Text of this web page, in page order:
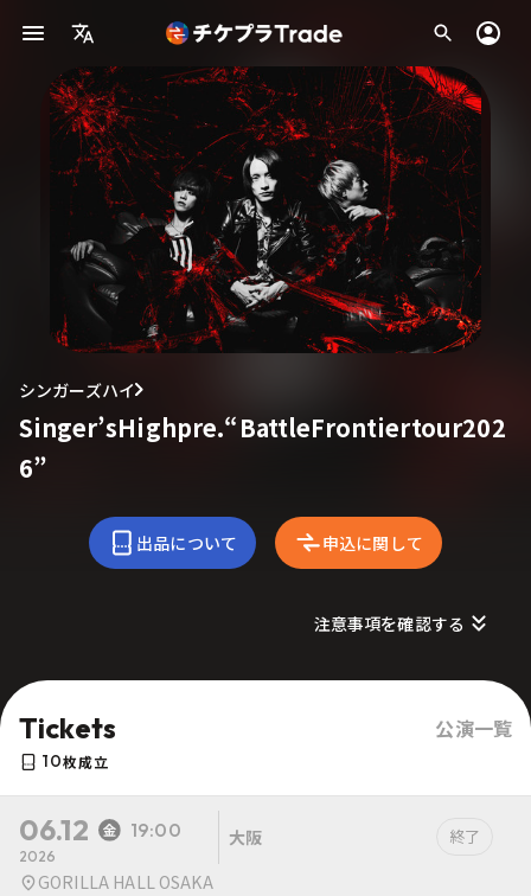
シンガーズハイ
Singer’sHighpre.“BattleFrontiertour202
6”
出品について 申込に関して
注意事項を確認する
Tickets 公演一覧
10枚成立
06.12 19:00
2026
大阪 終了
GORILLA HALL OSAKA